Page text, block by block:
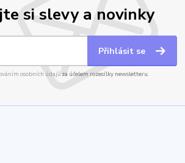
si slevy a novinky
Přihlásit se
osobních údajůza účelem rozesílky newsletteru.